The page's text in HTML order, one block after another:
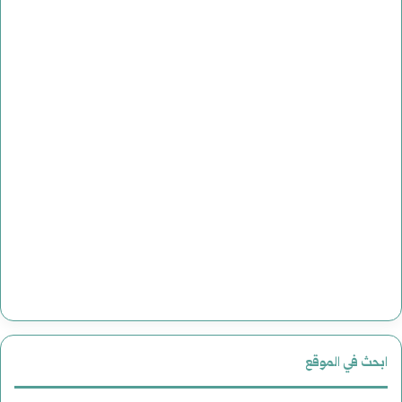
ابحث في الموقع